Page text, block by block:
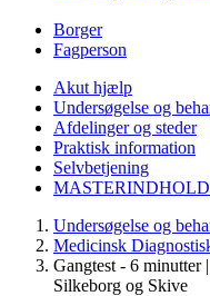
Borger
Fagperson
Akut hjælp
Undersøgelse og
Afdelinger og steder
Praktisk information
Selvbetjening
MASTERINDHOLD
Undersøgelse og
Medicinsk
Gangtest - 6 minutter
Silkeborg og Skive